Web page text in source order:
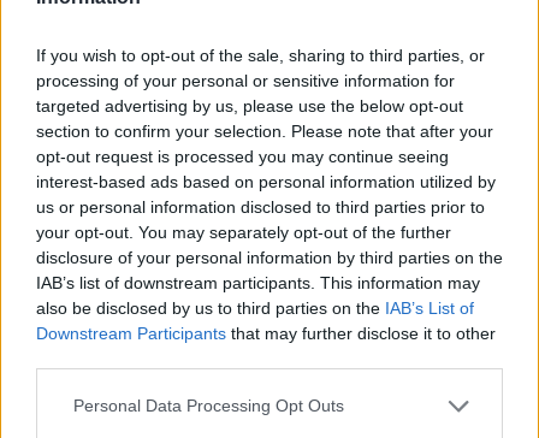
If you wish to opt-out of the sale, sharing to third parties, or
processing of your personal or sensitive information for
targeted advertising by us, please use the below opt-out
section to confirm your selection. Please note that after your
opt-out request is processed you may continue seeing
interest-based ads based on personal information utilized by
us or personal information disclosed to third parties prior to
your opt-out. You may separately opt-out of the further
disclosure of your personal information by third parties on the
IAB’s list of downstream participants. This information may
also be disclosed by us to third parties on the IAB’s List of
Downstream Participants that may further disclose it to other
Please note that this website/app uses one or more Google
Personal Data Processing Opt Outs
Σε κινεζική… πολιορκία η ευρωπαϊκή αυτοκινητοβιομηχανία
ΠΑΟΚ: Με τον Μάρκους
(vid & pics)
Εθνική Κορασίδων: Κόντρα
stream)